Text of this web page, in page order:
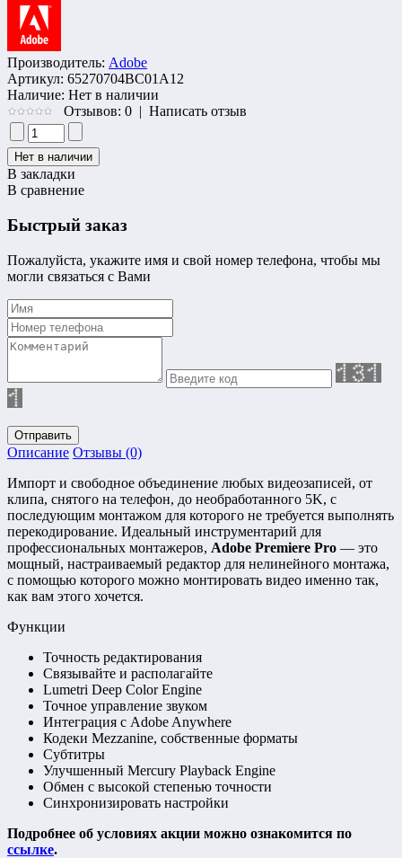
Производитель: Adobe
Артикул: 65270704BC01A12
Наличие: Нет в наличии
Отзывов: 0 | Написать отзыв
В закладки
В сравнение
Быстрый заказ
Пожалуйста, укажите имя и свой номер телефона, чтобы мы
могли связаться с Вами
Отправить
Описание Отзывы (0)
Импорт и свободное объединение любых видеозаписей, от
клипа, снятого на телефон, до необработанного 5K, с
последующим монтажом для которого не требуется выполнять
перекодирование. Идеальный инструментарий для
профессиональных монтажеров, Adobe Premiere Pro ― это
мощный, настраиваемый редактор для нелинейного монтажа,
с помощью которого можно монтировать видео именно так,
как вам этого хочется.
Функции
Точность редактирования
Связывайте и располагайте
Lumetri Deep Color Engine
Точное управление звуком
Интеграция с Adobe Anywhere
Кодеки Mezzanine, собственные форматы
Субтитры
Улучшенный Mercury Playback Engine
Обмен с высокой степенью точности
Синхронизировать настройки
Подробнее об условиях акции можно ознакомится по
ссылке.